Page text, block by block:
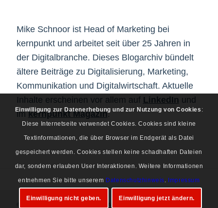
Mike Schnoor ist Head of Marketing bei
kernpunkt und arbeitet seit über 25 Jahren in
der Digitalbranche. Dieses Blogarchiv bündelt
ältere Beiträge zu Digitalisierung, Marketing,
Kommunikation und Digitalwirtschaft. Aktuelle
Inhalte erscheinen vor allem auf LinkedIn und
imkernpunkt Magazin.
© Copyright 1997-2026 Mike Schnoor. Alle Rechte vorbehalten.
Einwilligung zur Datenerhebung und zur Nutzung von Cookies :
Diese Internetseite verwendet Cookies. Cookies sind kleine
Textinformationen, die über Browser im Endgerät als Datei
gespeichert werden. Cookies stellen keine schadhaften Dateien
dar, sondern erlauben User Interaktionen. Weitere Informationen
entnehmen Sie bitte unserem Datenschutzhinweis. Impressum
Einwilligung nicht geben. Einwilligung jetzt ändern.